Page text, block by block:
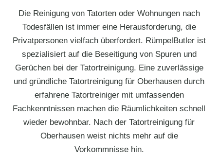
Die Reinigung von Tatorten oder Wohnungen nach
Todesfällen ist immer eine Herausforderung, die
Privatpersonen vielfach überfordert. RümpelButler ist
spezialisiert auf die Beseitigung von Spuren und
Gerüchen bei der Tatortreinigung. Eine zuverlässige
und gründliche Tatortreinigung für Oberhausen durch
erfahrene Tatortreiniger mit umfassenden
Fachkenntnissen machen die Räumlichkeiten schnell
wieder bewohnbar. Nach der Tatortreinigung für
Oberhausen weist nichts mehr auf die
Vorkommnisse hin.